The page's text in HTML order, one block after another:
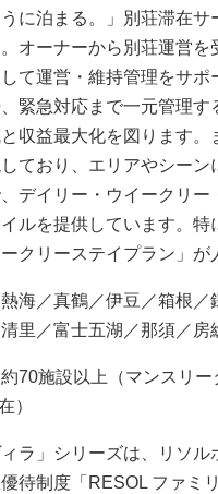
に泊まる。」別荘滞在サ
オーナーから別荘運営を
して運営・維持管理をサ
緊急対応まで一元管理す
収益最大化を図ります。
ており、エリアやシーン
デイリー・ウイークリー
ルを提供しています。特
クリーステイプラン」が
海／真鶴／伊豆／箱根／
里／富士五湖／那須／房
70施設以上（マンスリー
）
ィラ」シリーズは、リソル
優待制度「RESOL ファミ